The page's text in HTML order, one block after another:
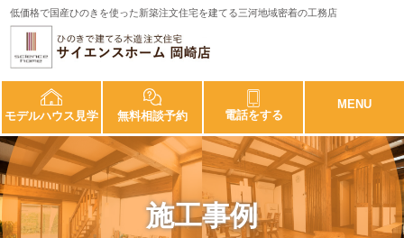
低価格で国産ひのきを使った新築注文住宅を建てる三河地域密着の工務店
モデルハウス見学 無料相談予約 電話をする
MENU
施工事例